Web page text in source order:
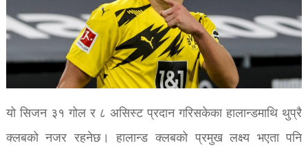
यो सिजन ३१ गोल र ८ असिस्ट प्रदान गरिसकेका हालान्डमाथि थुप्रै
क्लबको नजर रहनेछ। हालान्ड क्लबको प्रमुख लक्ष्य भएता पनि